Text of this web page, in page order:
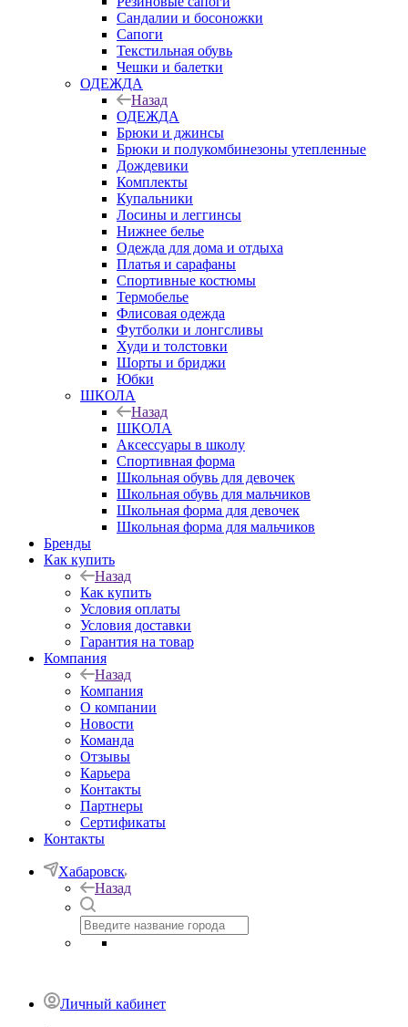
Сандалии и босоножки
Сапоги
Текстильная обувь
Чешки и балетки
ОДЕЖДА
Назад
ОДЕЖДА
Брюки и джинсы
Брюки и полукомбинезоны утепленные
Дождевики
Комплекты
Купальники
Лосины и леггинсы
Нижнее белье
Одежда для дома и отдыха
Платья и сарафаны
Спортивные костюмы
Термобелье
Флисовая одежда
Футболки и лонгсливы
Худи и толстовки
Шорты и бриджи
Юбки
ШКОЛА
Назад
ШКОЛА
Аксессуары в школу
Спортивная форма
Школьная обувь для девочек
Школьная обувь для мальчиков
Школьная форма для девочек
Школьная форма для мальчиков
Бренды
Как купить
Назад
Как купить
Условия оплаты
Условия доставки
Гарантия на товар
Компания
Назад
Компания
О компании
Новости
Команда
Отзывы
Карьера
Контакты
Партнеры
Сертификаты
Контакты
Хабаровск
Назад
Личный кабинет